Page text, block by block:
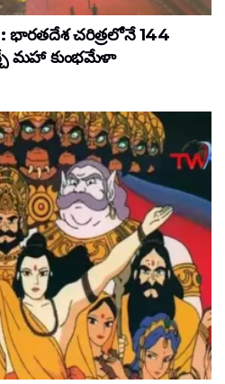
భారతదేశ చరిత్రలోనే 144
మహా కుంభమేళా